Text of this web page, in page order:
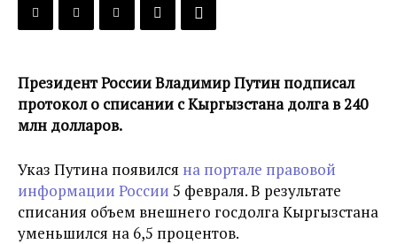
Президент России Владимир Путин подписал
протокол о списании с Кыргызстана долга в 240
млн долларов.
Указ Путина появился на портале правовой
информации России 5 февраля. В результате
списания объем внешнего госдолга Кыргызстана
уменьшился на 6,5 процентов.